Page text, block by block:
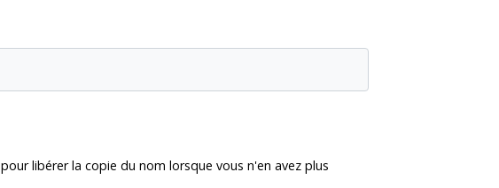
pour libérer la copie du nom lorsque vous n'en avez plus